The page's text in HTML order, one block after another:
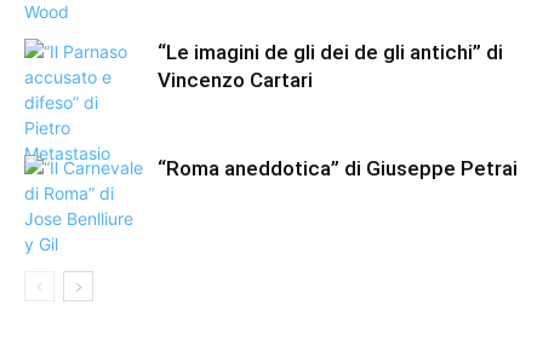
“Le imagini de gli dei de gli antichi” di
Vincenzo Cartari
“Roma aneddotica” di Giuseppe Petrai